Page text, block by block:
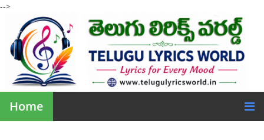
-->
Home